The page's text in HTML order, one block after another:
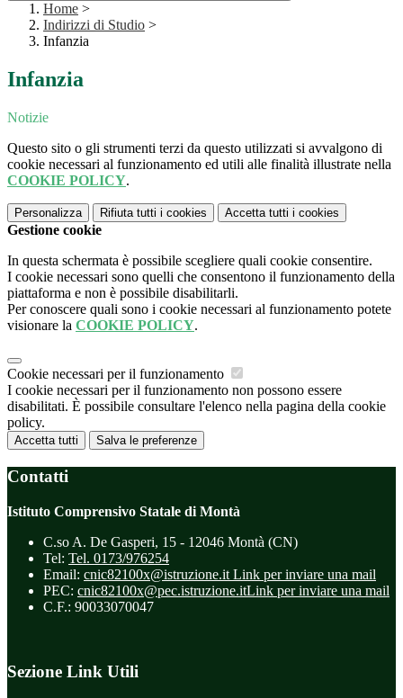
Home >
Indirizzi di Studio >
Infanzia
Infanzia
Notizie
Questo sito o gli strumenti terzi da questo utilizzati si avvalgono di
cookie necessari al funzionamento ed utili alle finalità illustrate nella
COOKIE POLICY.
Personalizza Rifiuta tutti i cookies Accetta tutti i cookies
Gestione cookie
In questa schermata è possibile scegliere quali cookie consentire.
I cookie necessari sono quelli che consentono il funzionamento della
piattaforma e non è possibile disabilitarli.
Per conoscere quali sono i cookie necessari al funzionamento potete
visionare la COOKIE POLICY.
Cookie necessari per il funzionamento
I cookie necessari per il funzionamento non possono essere
disabilitati. È possibile consultare l'elenco nella pagina della cookie
policy.
Accetta tutti Salva le preferenze
Contatti
Istituto Comprensivo Statale di Montà
C.so A. De Gasperi, 15 - 12046 Montà (CN)
Tel: Tel. 0173/976254
Email: cnic82100x@istruzione.it Link per inviare una mail
PEC: cnic82100x@pec.istruzione.itLink per inviare una mail
C.F.: 90033070047
Sezione Link Utili